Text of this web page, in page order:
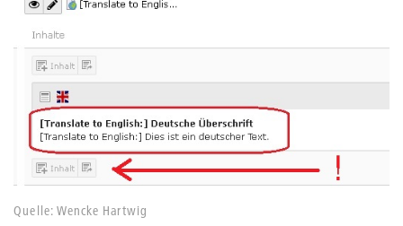
Quelle: Wencke Hartwig